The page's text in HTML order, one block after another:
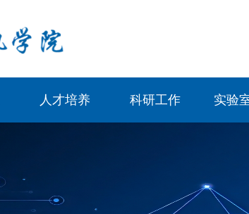
人才培养 科研工作 实验